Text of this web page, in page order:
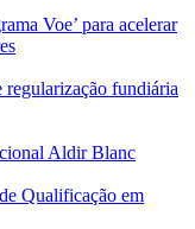
Voe’ para acelerar
regularização fundiária
Aldir Blanc
Qualificação em